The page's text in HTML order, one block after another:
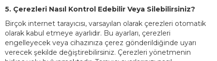
5. Çerezleri Nasıl Kontrol Edebilir Veya Silebilirsiniz?
Birçok internet tarayıcısı, varsayılan olarak çerezleri otomatik
olarak kabul etmeye ayarlıdır. Bu ayarları, çerezleri
engelleyecek veya cihazınıza çerez gönderildiğinde uyarı
verecek şekilde değiştirebilirsiniz. Çerezleri yönetmenin